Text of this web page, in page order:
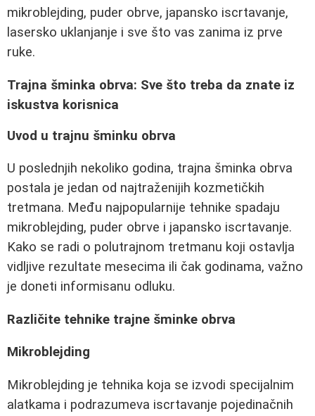
mikroblejding, puder obrve, japansko iscrtavanje,
lasersko uklanjanje i sve što vas zanima iz prve
ruke.
Trajna šminka obrva: Sve što treba da znate iz
iskustva korisnica
Uvod u trajnu šminku obrva
U poslednjih nekoliko godina, trajna šminka obrva
postala je jedan od najtraženijih kozmetičkih
tretmana. Među najpopularnije tehnike spadaju
mikroblejding, puder obrve i japansko iscrtavanje.
Kako se radi o polutrajnom tretmanu koji ostavlja
vidljive rezultate mesecima ili čak godinama, važno
je doneti informisanu odluku.
Različite tehnike trajne šminke obrva
Mikroblejding
Mikroblejding je tehnika koja se izvodi specijalnim
alatkama i podrazumeva iscrtavanje pojedinačnih